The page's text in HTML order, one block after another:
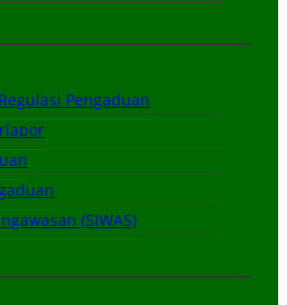
Pengaduan
(SIWAS)